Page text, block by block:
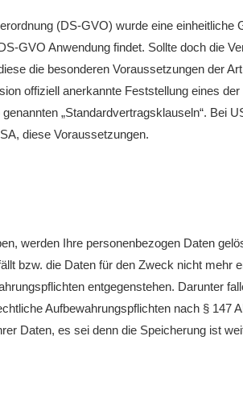
(DS-GVO) wurde eine
GVO Anwendung findet. Sollte doch die
die besonderen Voraussetzungen der
offiziell anerkannte Feststellung eines
„Standardvertragsklauseln“. Bei
diese Voraussetzungen.
werden Ihre personenbezogen Daten
bzw. die Daten für den Zweck nicht mehr
entgegenstehen. Darunter
Aufbewahrungspflichten nach § 147
Daten, es sei denn die Speicherung ist